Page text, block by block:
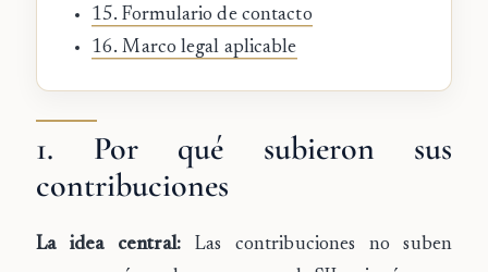
15. Formulario de contacto
16. Marco legal aplicable
1. Por qué subieron sus
contribuciones
La idea central: Las contribuciones no suben